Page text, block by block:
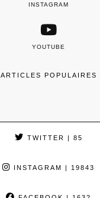
INSTAGRAM
YOUTUBE
ARTICLES POPULAIRES
TWITTER | 85
INSTAGRAM | 19843